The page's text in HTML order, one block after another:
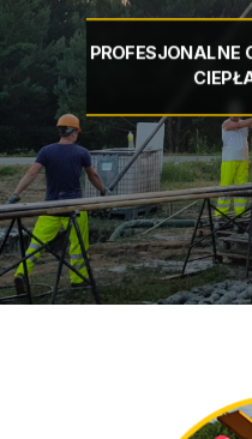
PROFESJONALNE